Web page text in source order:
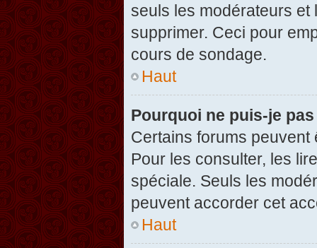
seuls les modérateurs et
supprimer. Ceci pour
cours de sondage.
Haut
Pourquoi ne puis-je
Certains forums
Pour les consulter, les
spéciale. Seuls les
peuvent accorder cet
Haut